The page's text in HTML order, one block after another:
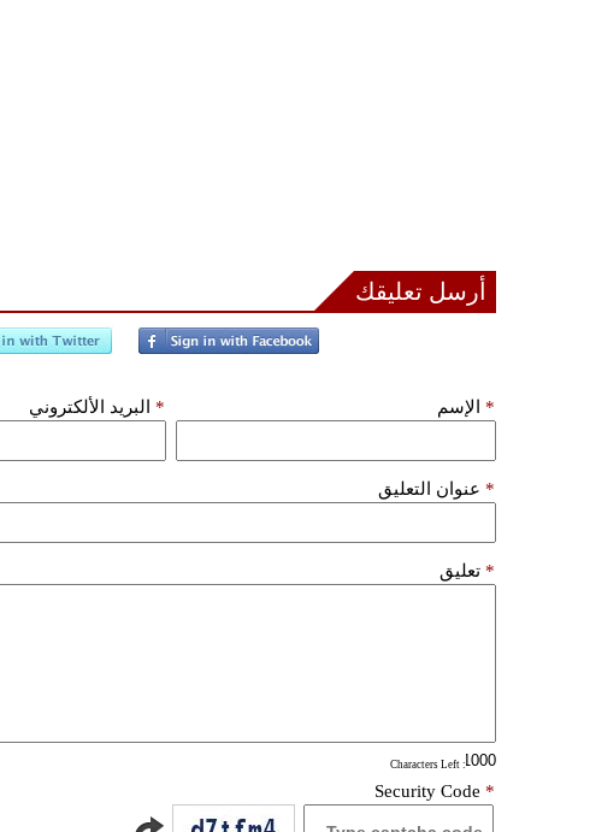
أرسل تعليقك
الإسم * البريد الألكتروني *
عنوان التعليق *
تعليق *
: Characters Left
Security Code *